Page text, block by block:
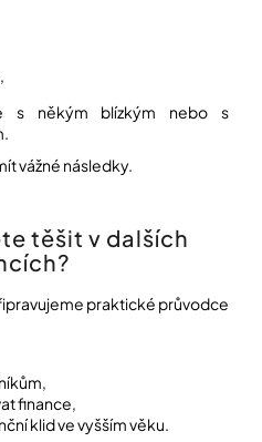
s někým blízkým nebo s
vážné následky.
těšit v dalších
praktické průvodce
finance,
klid ve vyšším věku.